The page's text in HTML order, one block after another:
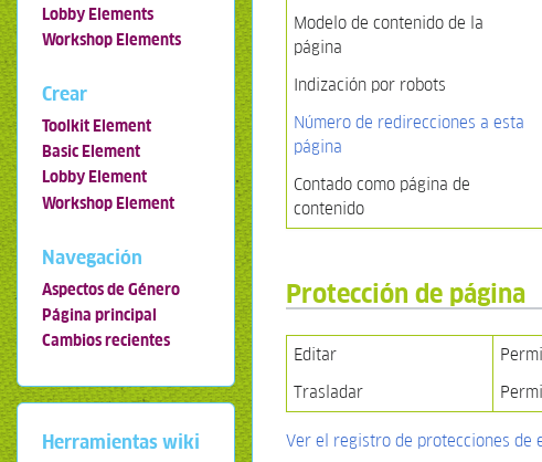
Modelo de contenido de la
página
Indización por robots
Número de redirecciones a esta
página
Contado como página de
contenido
Protección de página
Editar
Trasladar
Ver el registro de protecciones de
Lobby Elements
Workshop Elements
Crear
Toolkit Element
Basic Element
Lobby Element
Workshop Element
Navegación
Aspectos de Género
Página principal
Cambios recientes
Herramientas wiki